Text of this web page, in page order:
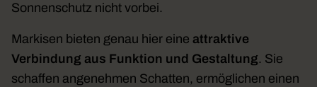
Sonnenschutz nicht vorbei.
Markisen bieten genau hier eine attraktive
Verbindung aus Funktion und Gestaltung. Sie
schaffen angenehmen Schatten, ermöglichen einen